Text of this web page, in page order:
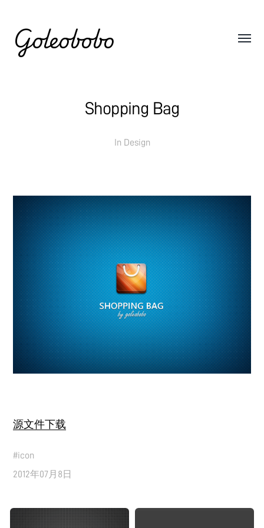
Goleobobo
Shopping Bag
In Design
源文件下载
#icon
2012年07月8日